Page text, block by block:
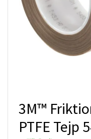
3M™
PTFE Tejp